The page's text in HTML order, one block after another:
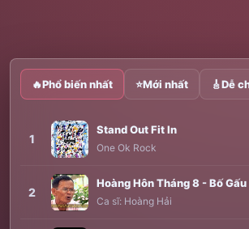
🔥Phổ biến nhất ⭐Mới nhất 🎸Dễ
1
Stand Out Fit In
One Ok Rock
2
Ca sĩ: Hoàng Hải